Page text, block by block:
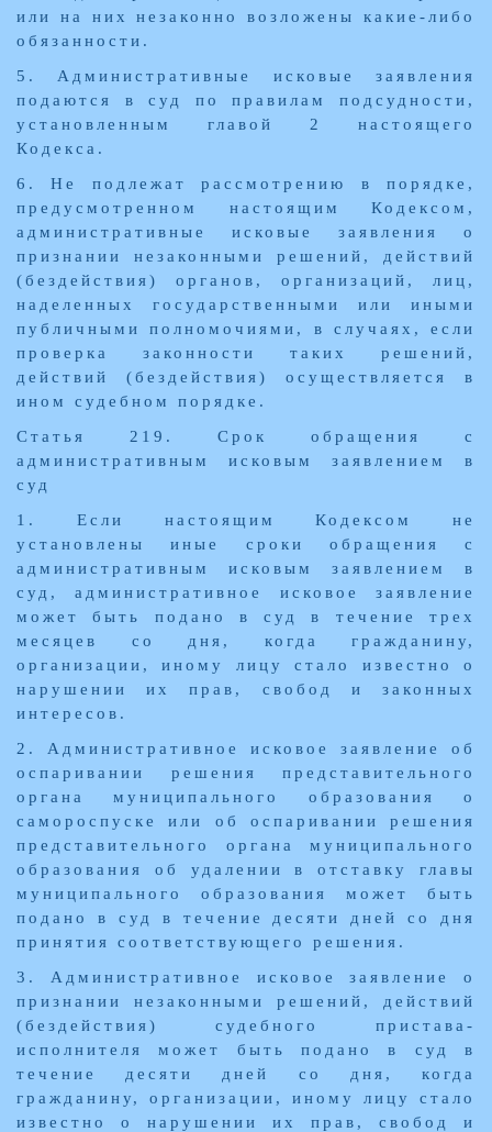
или на них незаконно возложены какие-либо
обязанности.
5. Административные исковые заявления
подаются в суд по правилам подсудности,
установленным главой 2 настоящего
Кодекса.
6. Не подлежат рассмотрению в порядке,
предусмотренном настоящим Кодексом,
административные исковые заявления о
признании незаконными решений, действий
(бездействия) органов, организаций, лиц,
наделенных государственными или иными
публичными полномочиями, в случаях, если
проверка законности таких решений,
действий (бездействия) осуществляется в
ином судебном порядке.
Статья 219. Срок обращения с
административным исковым заявлением в
суд
1. Если настоящим Кодексом не
установлены иные сроки обращения с
административным исковым заявлением в
суд, административное исковое заявление
может быть подано в суд в течение трех
месяцев со дня, когда гражданину,
организации, иному лицу стало известно о
нарушении их прав, свобод и законных
интересов.
2. Административное исковое заявление об
оспаривании решения представительного
органа муниципального образования о
самороспуске или об оспаривании решения
представительного органа муниципального
образования об удалении в отставку главы
муниципального образования может быть
подано в суд в течение десяти дней со дня
принятия соответствующего решения.
3. Административное исковое заявление о
признании незаконными решений, действий
(бездействия) судебного пристава-
исполнителя может быть подано в суд в
течение десяти дней со дня, когда
гражданину, организации, иному лицу стало
известно о нарушении их прав, свобод и